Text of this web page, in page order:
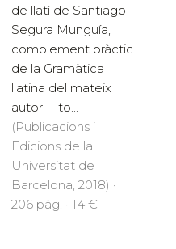
de llatí de Santiago
Segura Munguía,
complement pràctic
de la Gramàtica
llatina del mateix
autor —to...
(Publicacions i
Edicions de la
Universitat de
Barcelona, 2018) ·
206 pàg. · 14 €